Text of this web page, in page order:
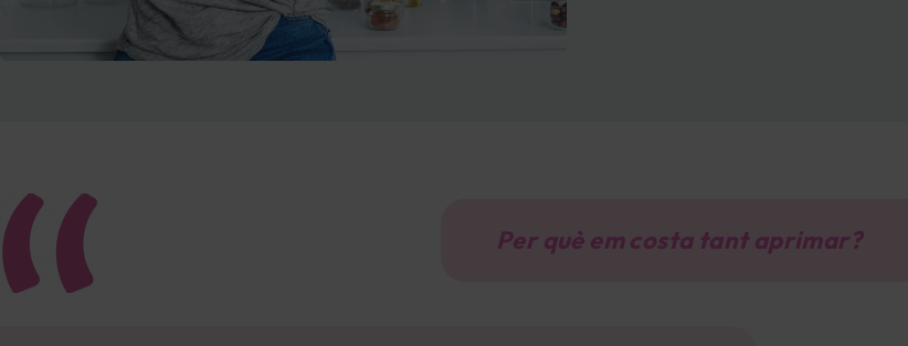
Per què em costa tant aprimar?